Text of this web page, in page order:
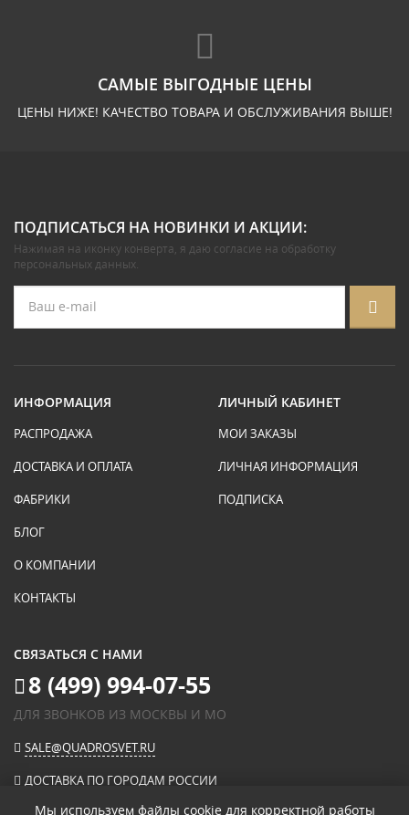
САМЫЕ ВЫГОДНЫЕ ЦЕНЫ
ЦЕНЫ НИЖЕ! КАЧЕСТВО ТОВАРА И ОБСЛУЖИВАНИЯ ВЫШЕ!
ПОДПИСАТЬСЯ НА НОВИНКИ И АКЦИИ:
Нажимая на иконку конверта, я даю согласие на обработку
персональных данных.
ИНФОРМАЦИЯ
РАСПРОДАЖА
ДОСТАВКА И ОПЛАТА
ФАБРИКИ
БЛОГ
О КОМПАНИИ
КОНТАКТЫ
ЛИЧНЫЙ КАБИНЕТ
МОИ ЗАКАЗЫ
ЛИЧНАЯ ИНФОРМАЦИЯ
ПОДПИСКА
СВЯЗАТЬСЯ С НАМИ
8 (499) 994-07-55
ДЛЯ ЗВОНКОВ ИЗ МОСКВЫ И МО
SALE@QUADROSVET.RU
ДОСТАВКА ПО ГОРОДАМ РОССИИ
Мы используем файлы cookie для корректной работы